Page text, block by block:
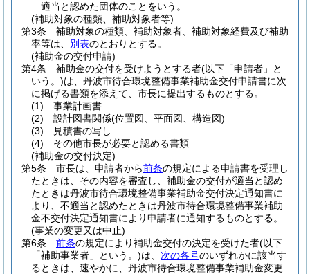
適当と認めた団体のことをいう。
(補助対象の種類、補助対象者等)
第3条
補助対象の種類、補助対象者、補助対象経費及び補助
率等は、 別表のとおりとする。
(補助金の交付申請)
第4条
補助金の交付を受けようとする者(以下「申請者」と
いう。)は、丹波市待合環境整備事業補助金交付申請書に次
に掲げる書類を添えて、市長に提出するものとする。
(1)
事業計画書
(2)
設計図書関係(位置図、平面図、構造図)
(3)
見積書の写し
(4)
その他市長が必要と認める書類
(補助金の交付決定)
第5条
市長は、申請者から前条の規定による申請書を受理し
たときは、その内容を審査し、補助金の交付が適当と認め
たときは丹波市待合環境整備事業補助金交付決定通知書に
より、不適当と認めたときは丹波市待合環境整備事業補助
金不交付決定通知書により申請者に通知するものとする。
(事業の変更又は中止)
第6条
前条の規定により補助金交付の決定を受けた者(以下
「補助事業者」という。)は、 次の各号のいずれかに該当す
るときは、速やかに、丹波市待合環境整備事業補助金変更